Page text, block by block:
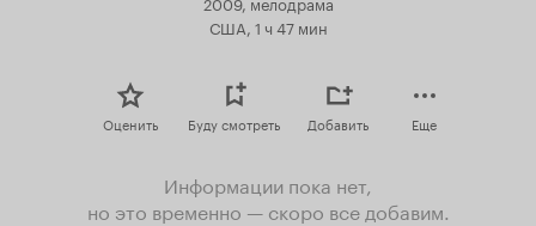
США, 1 ч 47 мин
Оценить Буду смотреть Добавить Еще
Информации пока нет,
но это временно — скоро все добавим.